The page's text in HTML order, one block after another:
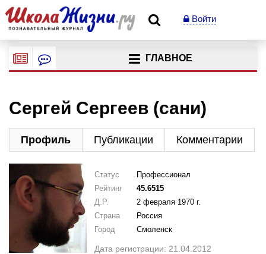
Войти
ГЛАВНОЕ
Сергей Сергеев (сани)
Профиль Публикации Комментарии
Статус
Профессионал
Рейтинг
45.6515
Д.Р.
2 февраля 1970 г.
Страна
Россия
Город
Смоленск
Дата регистрации: 21.04.2012